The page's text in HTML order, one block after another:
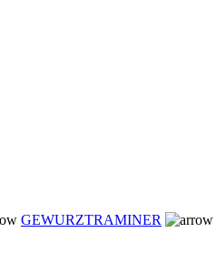
GEWURZTRAMINER